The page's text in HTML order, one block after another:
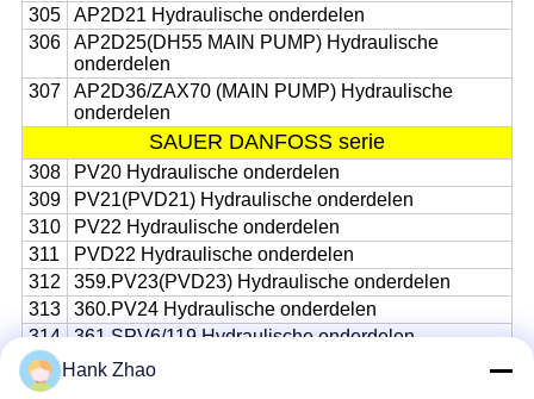
305
AP2D21 Hydraulische onderdelen
306
AP2D25(DH55 MAIN PUMP) Hydraulische
onderdelen
307
AP2D36/ZAX70 (MAIN PUMP) Hydraulische
onderdelen
SAUER DANFOSS serie
308
PV20 Hydraulische onderdelen
309
PV21(PVD21) Hydraulische onderdelen
310
PV22 Hydraulische onderdelen
311
PVD22 Hydraulische onderdelen
312
359.PV23(PVD23) Hydraulische onderdelen
313
360.PV24 Hydraulische onderdelen
314
361.SPV6/119 Hydraulische onderdelen
315
362.PV25 Hydraulische onderdelen
316
Hank Zhao